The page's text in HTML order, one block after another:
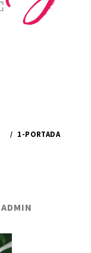
1-PORTADA
ADMIN